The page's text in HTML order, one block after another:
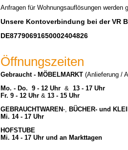
Anfragen für Wohnungsauflösungen werden
Unsere Kontoverbindung bei der VR
DE87790691650002404826
Öffnungszeiten
Gebraucht - MÖBELMARKT (Anlieferung /
Mo. - Do. 9 - 12 Uhr & 13 - 17 Uhr
Fr. 9 - 12 Uhr & 13 - 15 Uhr
GEBRAUCHTWAREN-, BÜCHER- und
Mi. 14 - 17 Uhr
HOFSTUBE
Mi. 14 - 17 Uhr und an Markttagen